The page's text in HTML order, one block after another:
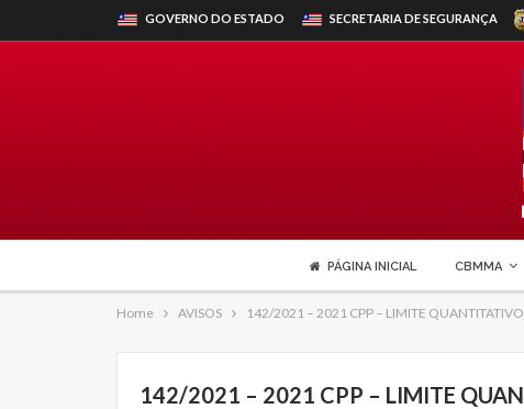
GOVERNO DO ESTADO SECRETARIA DE SEGURANÇA
PÁGINA INICIAL CBMMA
Home AVISOS 142/2021 – 2021 CPP – LIMITE
142/2021 – 2021 CPP – LIMITE